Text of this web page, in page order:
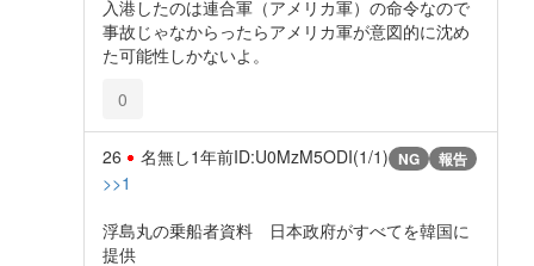
入港したのは連合軍（アメリカ軍）の命令なので
事故じゃなからったらアメリカ軍が意図的に沈め
た可能性しかないよ。
0
26 名無し1年前ID:U0MzM5ODI(1/1) NG 報告
>>1
浮島丸の乗船者資料 日本政府がすべてを韓国に
提供